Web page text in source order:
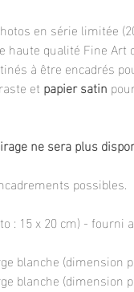
en série limitée
qualité Fine Art
à être encadrés
et papier satin
ne sera plus
possibles.
: 15 x 20 cm) - fourni
blanche (dimension
blanche (dimension